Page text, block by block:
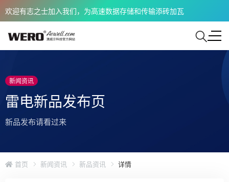
欢迎有志之士加入我们，为高速数据存储和传输添砖加瓦
新闻资讯
雷电新品发布页
新品发布请看过来
首页 新闻资讯 新品资讯 详情